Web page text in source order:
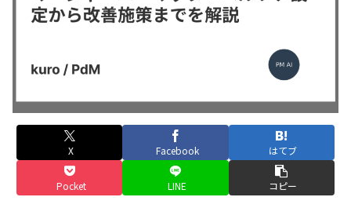
X Facebook はてブ
Pocket LINE コピー